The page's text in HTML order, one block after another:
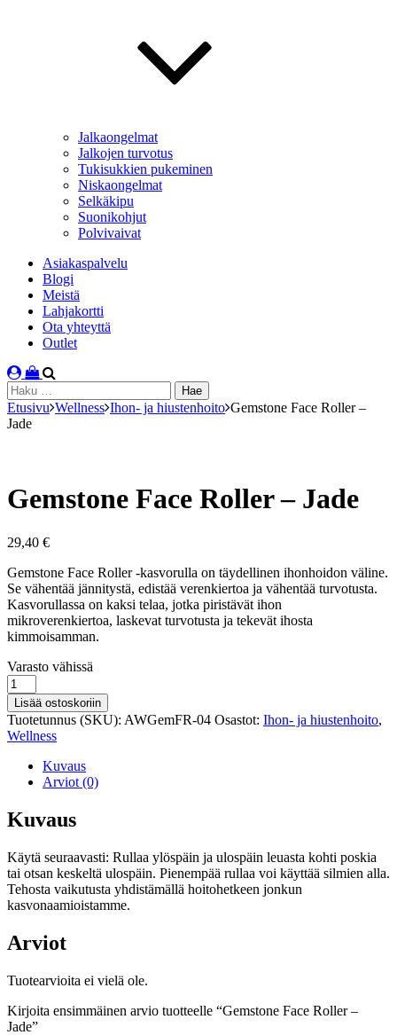
Jalkaongelmat
Jalkojen turvotus
Tukisukkien pukeminen
Niskaongelmat
Selkäkipu
Suonikohjut
Polvivaivat
Asiakaspalvelu
Blogi
Meistä
Lahjakortti
Ota yhteyttä
Outlet
Haku:
Etusivu Wellness Ihon- ja hiustenhoito Gemstone Face Roller –
Jade
Gemstone Face Roller – Jade
29,40 €
Gemstone Face Roller -kasvorulla on täydellinen ihonhoidon väline.
Se vähentää jännitystä, edistää verenkiertoa ja vähentää turvotusta.
Kasvorullassa on kaksi telaa, jotka piristävät ihon
mikroverenkiertoa, laskevat turvotusta ja tekevät ihosta
kimmoisamman.
Varastosaldo
Varasto vähissä
Gemstone
Face
Roller
-
Jade
määrä
Lisää ostoskoriin
Tuotetunnus (SKU): AWGemFR-04 Osastot: Ihon- ja hiustenhoito,
Wellness
Kuvaus
Arviot (0)
Kuvaus
Käytä seuraavasti: Rullaa ylöspäin ja ulospäin leuasta kohti poskia
tai otsan keskeltä ulospäin. Pienempää rullaa voi käyttää silmien alla.
Tehosta vaikutusta yhdistämällä hoitohetkeen jonkun
kasvonaamioistamme.
Arviot
Tuotearvioita ei vielä ole.
Kirjoita ensimmäinen arvio tuotteelle “Gemstone Face Roller –
Jade”